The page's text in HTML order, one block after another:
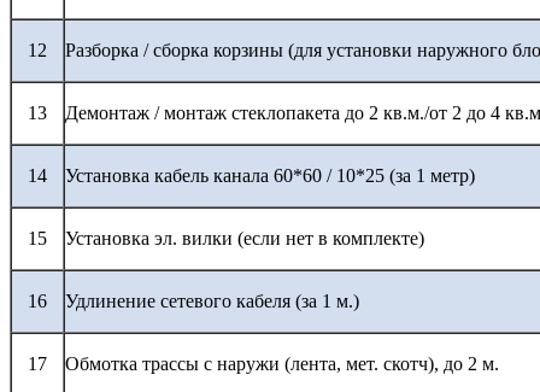
12 Разборка / сборка корзины (для установки наружного
13 Демонтаж / монтаж стеклопакета до 2 кв.м./от 2 до 4
14 Установка кабель канала 60*60 / 10*25 (за 1 метр)
15 Установка эл. вилки (если нет в комплекте)
16 Удлинение сетевого кабеля (за 1 м.)
17 Обмотка трассы с наружи (лента, мет. скотч), до 2 м.